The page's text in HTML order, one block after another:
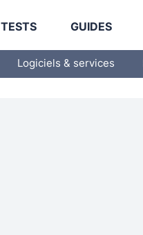
TESTS GUIDES
Logiciels & services